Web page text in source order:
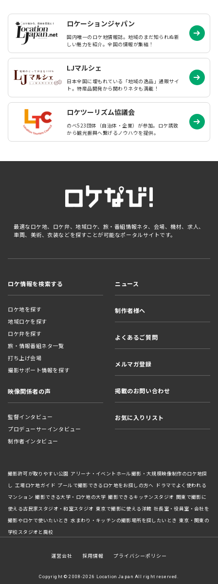
ロケーションジャパン
国内唯一のロケ地情報誌。地域のまだ知られぬ新
しい魅力を紹介。全国の情報が集結！
LJマルシェ
日本全国に埋もれている「地域の逸品」通販サイ
ト。特産品開発から関わりネタも満載！
ロケツーリズム協議会
のべ523団体（自治体・企業）が参加。ロケ誘致
から観光振興へ繋げるノウハウを提供。
最適なロケ地、ロケ弁、地域ロケ、旅・番組情報ネタ、会場、機材、求人、
車両、美術、衣装などを探すことが可能なポータルサイトです。
ロケ情報を検索する
ロケ地を探す
地域ロケを探す
ロケ弁を探す
旅・情報番組ネタ一覧
打ち上げ会場
撮影サポート情報を探す
映像関係者の声
監督インタビュー
プロデューサーインタビュー
制作者インタビュー
ニュース
制作者様へ
よくあるご質問
メルマガ登録
掲載のお問い合わせ
お気に入りリスト
撮影許可が取りやすい公園 アリーナ・イベントホール撮影・大規模映像制作のロケ地探
し 工場ロケ地ガイド プールで撮影できるロケ地をお探しの方へ ドラマでよく使われる
マンション 撮影できる大学・ロケ地の大学 撮影できるキッチンスタジオ 関東で撮影に
使える古民家スタジオ・和室スタジオ 東京で撮影に使える洋館 社長室・役員室・会社を
撮影やロケで使いたいとき 水まわり・キッチンの撮影場所を探したいとき 東京・関東の
学校スタジオと廃校
運営会社 採用情報 プライバシーポリシー
Copyright © 2008-2026 Location Japan All right reserved.